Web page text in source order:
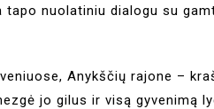
tapo nuolatiniu dialogu su
Anykščių rajone –
jo gilus ir visą gyvenimą